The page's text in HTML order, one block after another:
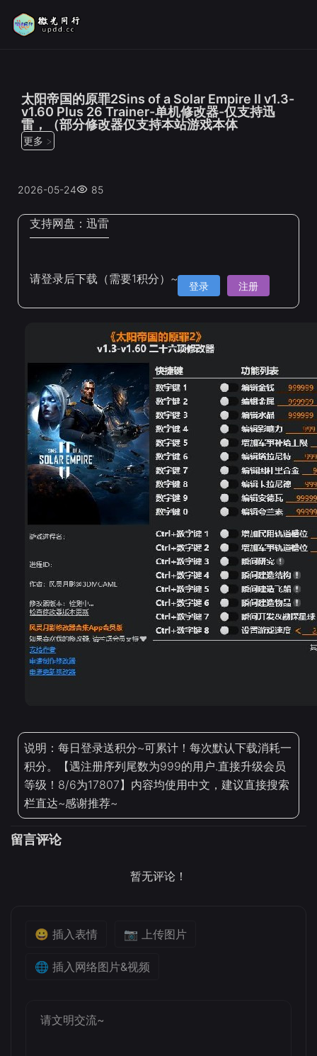
太阳帝国的原罪2Sins of a Solar Empire II v1.3-
v1.60 Plus 26 Trainer-单机修改器-仅支持迅
雷，（部分修改器仅支持本站游戏本体
更多 >
2026-05-24 85
支持网盘： 迅雷
请登录后下载（需要1积分）~ 登录 注册
说明：每日登录送积分~可累计！每次默认下载消耗一
积分。【遇注册序列尾数为999的用户.直接升级会员
等级！8/6为17807】内容均使用中文，建议直接搜索
栏直达~感谢推荐~
留言评论
暂无评论！
😀 插入表情 📷 上传图片
🌐 插入网络图片&视频